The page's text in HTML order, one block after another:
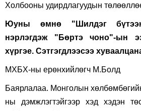
Холбооны удирдлагуудын
Юуны өмнө "Шилдэг бүтээн
нэрлэгдэж "Бөртэ чоно"-ын
хүргэе. Сэтгэгдлээсээ
МХБХ-ны ерөнхийлөгч М.Болд
Баярлалаа. Монголын
ны дэмжлэгтэйгээр хэд хэдэн